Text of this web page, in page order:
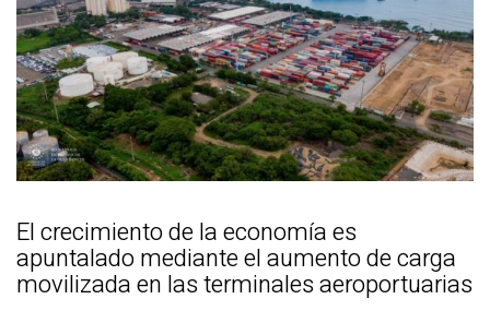
El crecimiento de la economía es
apuntalado mediante el aumento de carga
movilizada en las terminales aeroportuarias